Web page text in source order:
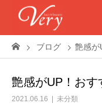
ブログ 艶感が
艶感がUP！おす
2021.06.16 未分類